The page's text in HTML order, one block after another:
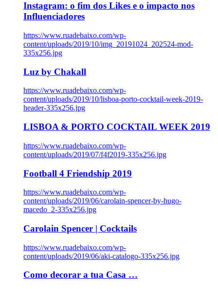
Instagram: o fim dos Likes e o impacto nos
Influenciadores
https://www.ruadebaixo.com/wp-
content/uploads/2019/10/img_20191024_202524-mod-
335x256.jpg
Luz by Chakall
https://www.ruadebaixo.com/wp-
content/uploads/2019/10/lisboa-porto-cocktail-week-2019-
header-335x256.jpg
LISBOA & PORTO COCKTAIL WEEK 2019
https://www.ruadebaixo.com/wp-
content/uploads/2019/07/f4f2019-335x256.jpg
Football 4 Friendship 2019
https://www.ruadebaixo.com/wp-
content/uploads/2019/06/carolain-spencer-by-hugo-
macedo_2-335x256.jpg
Carolain Spencer | Cocktails
https://www.ruadebaixo.com/wp-
content/uploads/2019/06/aki-catalogo-335x256.jpg
Como decorar a tua Casa …